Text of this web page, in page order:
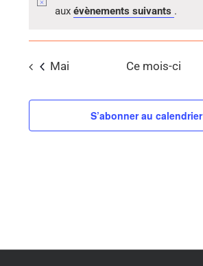
auxévènements suivants .
Mai Ce mois-ci
S’abonner au calendrier